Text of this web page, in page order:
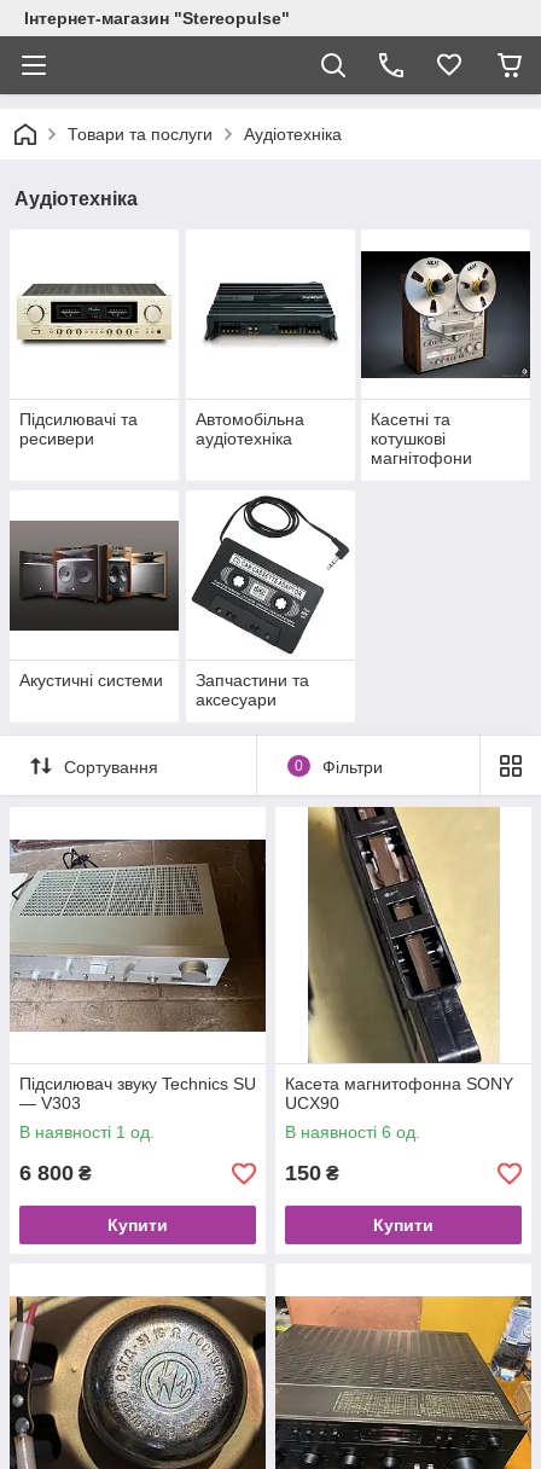
Інтернет-магазин "Stereopulse"
Товари та послуги Аудіотехніка
Аудіотехніка
Підсилювачі та
ресивери
Автомобільна
аудіотехніка
Касетні та
котушкові
магнітофони
Акустичні системи
Запчастини та
аксесуари
Сортування 0 Фільтри
Підсилювач звуку Technics SU
— V303
В наявності 1 од.
6 800 ₴
Купити
Касета магнитофонна SONY
UCX90
В наявності 6 од.
150 ₴
Купити